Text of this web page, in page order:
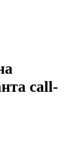
call-